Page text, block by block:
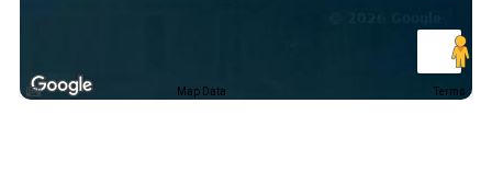
Map Data Terms